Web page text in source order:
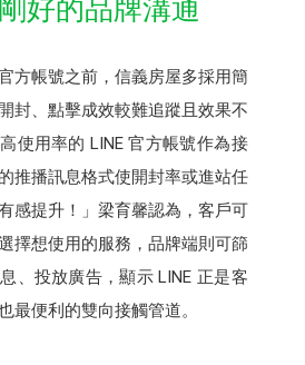
好的品牌溝通
方帳號之前，信義房屋多採用簡
封、點擊成效較難追蹤且效果不
使用率的 LINE 官方帳號作為接
推播訊息格式使開封率或進站任
感提升！」梁育馨認為，客戶可
擇想使用的服務，品牌端則可篩
、投放廣告，顯示 LINE 正是客
最便利的雙向接觸管道。